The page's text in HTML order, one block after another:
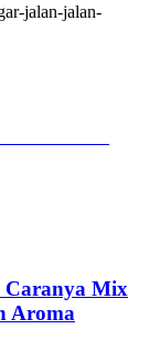
jalan-jalan-
Caranya Mix
Aroma